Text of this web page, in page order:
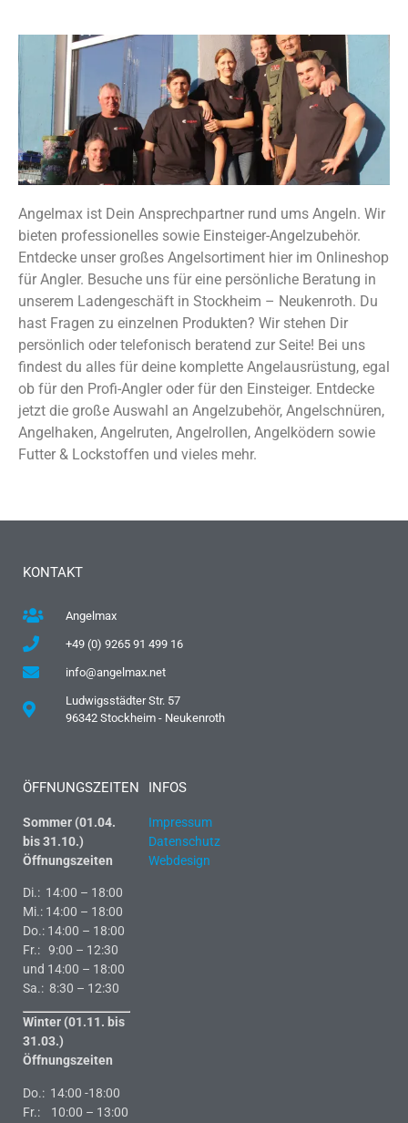
Angelmax ist Dein Ansprechpartner rund ums Angeln. Wir
bieten professionelles sowie Einsteiger-Angelzubehör.
Entdecke unser großes Angelsortiment hier im Onlineshop
für Angler. Besuche uns für eine persönliche Beratung in
unserem Ladengeschäft in Stockheim – Neukenroth. Du
hast Fragen zu einzelnen Produkten? Wir stehen Dir
persönlich oder telefonisch beratend zur Seite! Bei uns
findest du alles für deine komplette Angelausrüstung, egal
ob für den Profi-Angler oder für den Einsteiger. Entdecke
jetzt die große Auswahl an Angelzubehör, Angelschnüren,
Angelhaken, Angelruten, Angelrollen, Angelködern sowie
Futter & Lockstoffen und vieles mehr.
KONTAKT
Angelmax
+49 (0) 9265 91 499 16
info@angelmax.net
Ludwigsstädter Str. 57
96342 Stockheim - Neukenroth
ÖFFNUNGSZEITEN
Sommer (01.04.
bis 31.10.)
Öffnungszeiten
Di.: 14:00 – 18:00
Mi.: 14:00 – 18:00
Do.: 14:00 – 18:00
Fr.: 9:00 – 12:30
und 14:00 – 18:00
Sa.: 8:30 – 12:30
Winter (01.11. bis
31.03.)
Öffnungszeiten
Do.: 14:00 -18:00
Fr.: 10:00 – 13:00
INFOS
Impressum
Datenschutz
Webdesign